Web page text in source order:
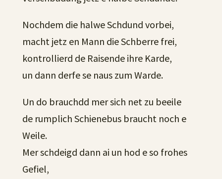
Nochdem die halwe Schdund vorbei,
macht jetz en Mann die Schberre frei,
kontrollierd de Raisende ihre Karde,
un dann derfe se naus zum Warde.
Un do brauchdd mer sich net zu beeile
de rumplich Schienebus braucht noch e
Weile.
Mer schdeigd dann ai un hod e so frohes
Gefiel,